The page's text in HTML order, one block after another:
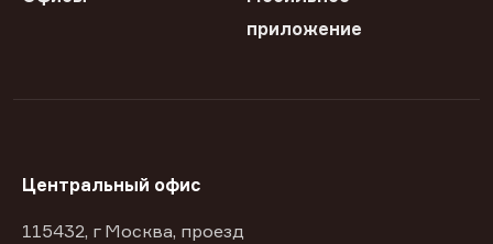
приложение
Центральный офис
115432, г Москва, проезд